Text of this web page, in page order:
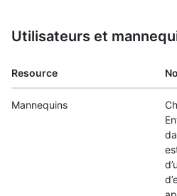
Utilisateurs et
Resource
Mannequins